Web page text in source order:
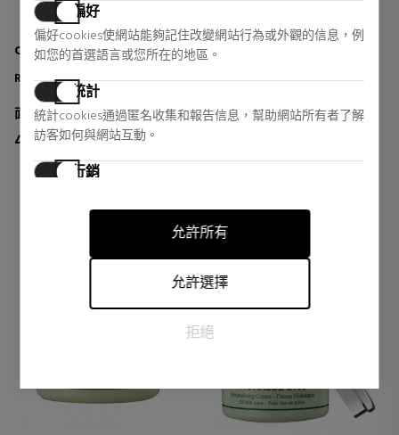
偏好
偏好cookies使網站能夠記住改變網站行為或外觀的信息，例
如您的首選語言或您所在的地區。
統計
統計cookies通過匿名收集和報告信息，幫助網站所有者了解
訪客如何與網站互動。
行銷
別用戶具有相關性和吸引力的廣告，從而對發布者和第三方
允許所有
允許選擇
拒絕
CANARIAS COSMETIC
REVITALOE 6000
面部皮肤护理
46,83 €
25 reviews
CANARIAS COSMETIC
HIGHT PROTECTION SPF20+
防晒霜身体